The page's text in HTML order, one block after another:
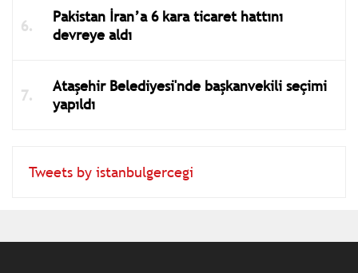
Pakistan İran’a 6 kara ticaret hattını
devreye aldı
Ataşehir Belediyesi'nde başkanvekili seçimi
yapıldı
Tweets by istanbulgercegi